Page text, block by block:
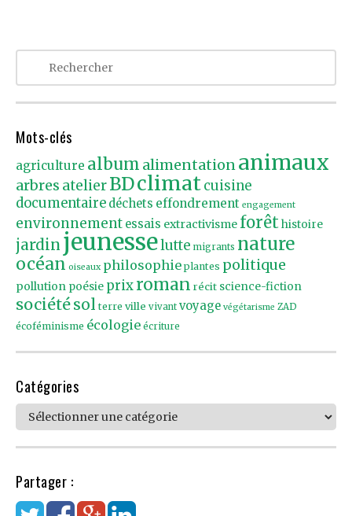
Mots-clés
agriculture album alimentationanimaux
arbres atelierBDclimatcuisine
documentaire déchets effondrement engagement
environnement essais extractivisme forêthistoire
jardin jeunesselutte migrants nature
océan oiseaux philosophie plantes politique
pollution poésie prixroman récit science-fiction
sociétésol terre ville vivant voyage végétarisme ZAD
écoféminisme écologie écriture
Catégories
Catégories
Partager :